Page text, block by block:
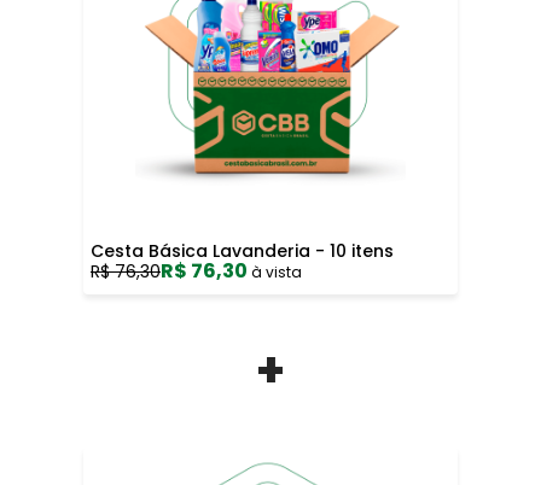
Cesta Básica Lavanderia - 10 itens
R$ 76,30R$ 76,30 à vista
+